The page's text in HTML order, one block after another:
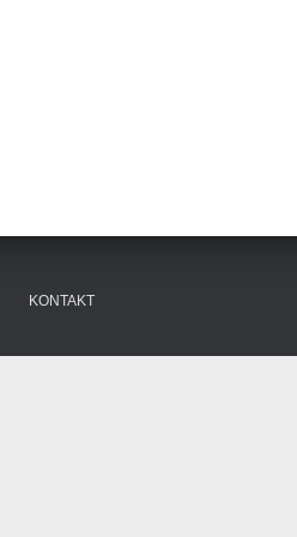
KONTAKT